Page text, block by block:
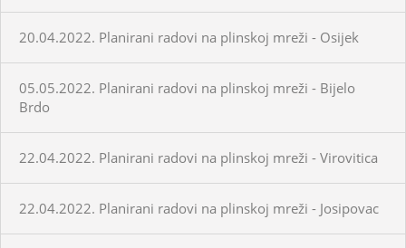
20.04.2022. Planirani radovi na plinskoj mreži - Osijek
05.05.2022. Planirani radovi na plinskoj mreži - Bijelo
Brdo
22.04.2022. Planirani radovi na plinskoj mreži - Virovitica
22.04.2022. Planirani radovi na plinskoj mreži - Josipovac